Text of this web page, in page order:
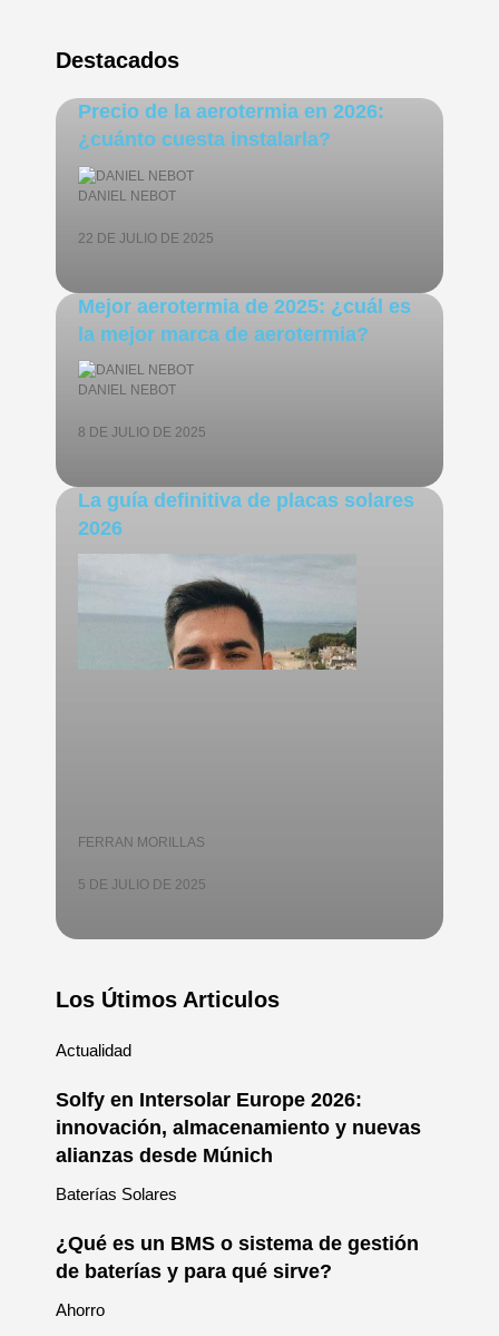
Destacados
Precio de la aerotermia en 2026:
¿cuánto cuesta instalarla?
DANIEL NEBOT
22 DE JULIO DE 2025
Mejor aerotermia de 2025: ¿cuál es
la mejor marca de aerotermia?
DANIEL NEBOT
8 DE JULIO DE 2025
La guía definitiva de placas solares
2026
FERRAN MORILLAS
5 DE JULIO DE 2025
Los Útimos Articulos
Actualidad
Solfy en Intersolar Europe 2026:
innovación, almacenamiento y nuevas
alianzas desde Múnich
Baterías Solares
¿Qué es un BMS o sistema de gestión
de baterías y para qué sirve?
Ahorro